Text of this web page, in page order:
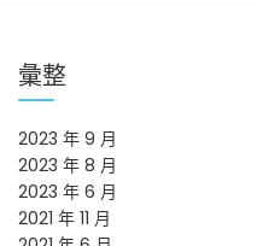
彙整
2023 年 9 月
2023 年 8 月
2023 年 6 月
2021 年 11 月